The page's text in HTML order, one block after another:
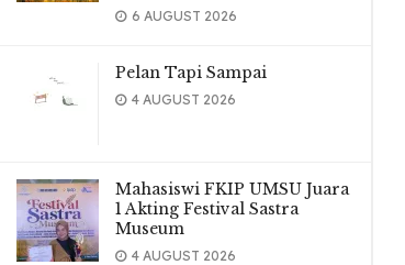
6 AUGUST 2026
Pelan Tapi Sampai
4 AUGUST 2026
Mahasiswi FKIP UMSU Juara
1 Akting Festival Sastra
Museum
4 AUGUST 2026